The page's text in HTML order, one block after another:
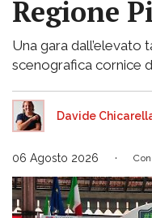
Regione
Una gara dall’elevato
scenografica cornice
Davide
06 Agosto 2026